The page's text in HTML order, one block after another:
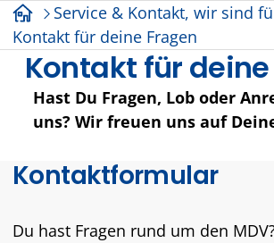
Startseite
Service & Kontakt, wir sind
Kontakt für deine Fragen
Kontakt für
Hast Du Fragen, Lob oder
uns? Wir freuen uns auf
Kontaktformular
Du hast Fragen rund um den